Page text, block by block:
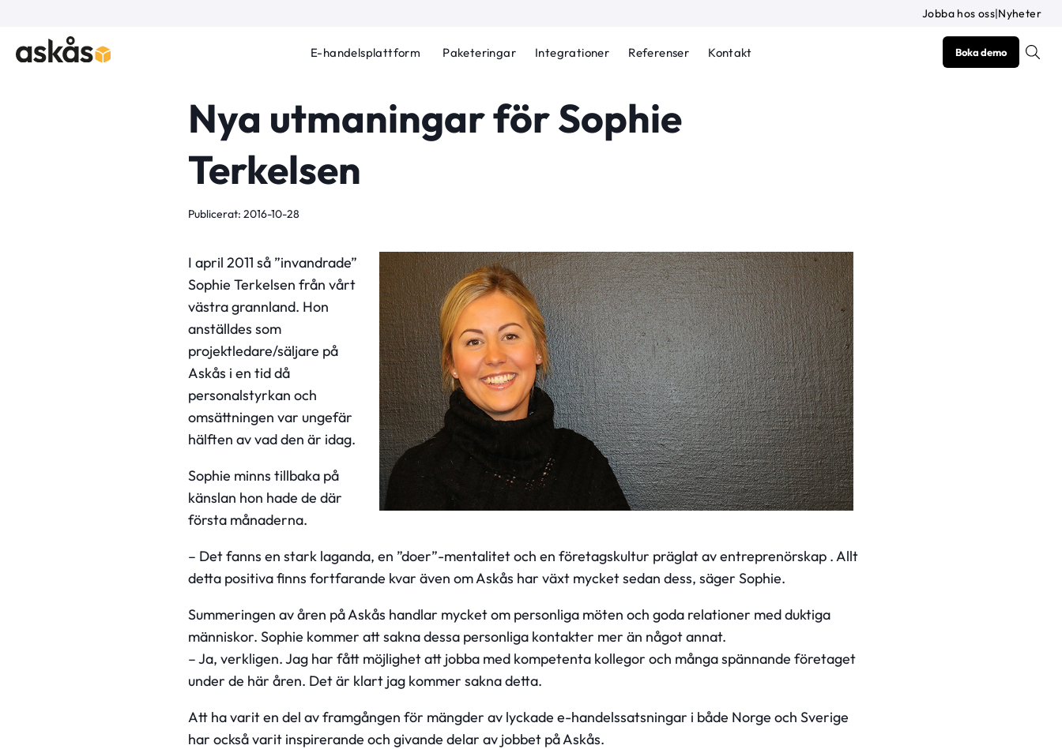
Jobba hos oss|Nyheter
E-handelsplattform Paketeringar Integrationer Referenser Kontakt Boka demo
Nya utmaningar för Sophie
Terkelsen
Publicerat: 2016-10-28
I april 2011 så ”invandrade”
Sophie Terkelsen från vårt
västra grannland. Hon
anställdes som
projektledare/säljare på
Askås i en tid då
personalstyrkan och
omsättningen var ungefär
hälften av vad den är idag.
Sophie minns tillbaka på
känslan hon hade de där
första månaderna.
– Det fanns en stark laganda, en ”doer”-mentalitet och en företagskultur präglat av entreprenörskap . Allt
detta positiva finns fortfarande kvar även om Askås har växt mycket sedan dess, säger Sophie.
Summeringen av åren på Askås handlar mycket om personliga möten och goda relationer med duktiga
människor. Sophie kommer att sakna dessa personliga kontakter mer än något annat.
– Ja, verkligen. Jag har fått möjlighet att jobba med kompetenta kollegor och många spännande företaget
under de här åren. Det är klart jag kommer sakna detta.
Att ha varit en del av framgången för mängder av lyckade e-handelssatsningar i både Norge och Sverige
har också varit inspirerande och givande delar av jobbet på Askås.